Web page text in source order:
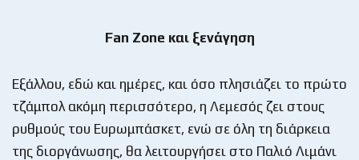
Fan Zone και ξενάγηση
Εξάλλου, εδώ και ημέρες, και όσο πλησιάζει το πρώτο
τζάμπολ ακόμη περισσότερο, η Λεμεσός ζει στους
ρυθμούς του Ευρωμπάσκετ, ενώ σε όλη τη διάρκεια
της διοργάνωσης, θα λειτουργήσει στο Παλιό Λιμάνι